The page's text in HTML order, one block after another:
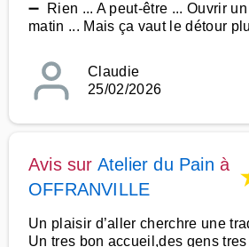
➖ Rien ... A peut-être ... Ouvrir
matin ... Mais ça vaut le détour
Claudie
25/02/2026
Avis sur Atelier du Pain à
OFFRANVILLE
Un plaisir d’aller cherchre une
Un tres bon accueil,des gens